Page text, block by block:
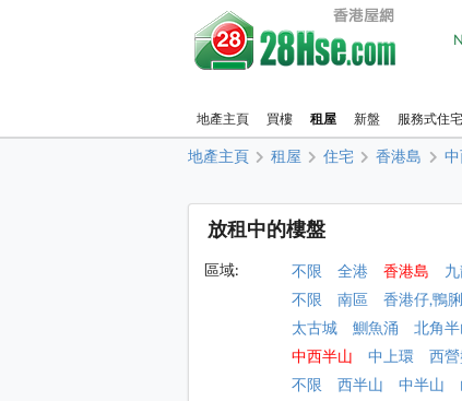
地產主頁 買樓 租屋 新盤 服務式住宅
地產主頁 租屋 住宅 香港島
放租中的樓盤
區域: 不限 全港 香港島
不限
南區 香港仔,鴨
太古城
鰂魚涌 北角
中西半山
中上環 西
不限
西半山 中半山